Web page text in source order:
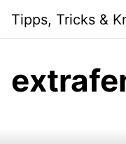
content
Tipps, Tricks &